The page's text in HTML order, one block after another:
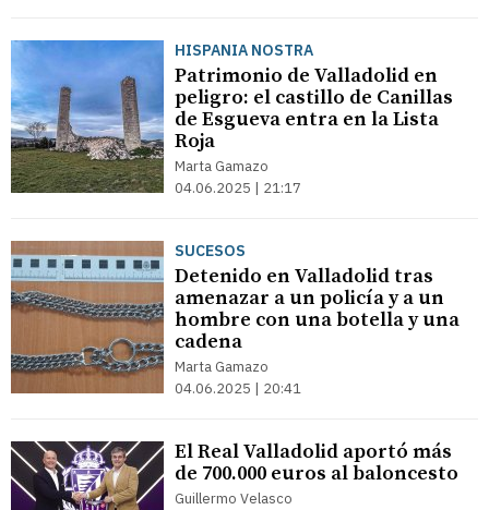
HISPANIA NOSTRA
Patrimonio de Valladolid en
peligro: el castillo de Canillas
de Esgueva entra en la Lista
Roja
Marta Gamazo
04.06.2025 | 21:17
SUCESOS
Detenido en Valladolid tras
amenazar a un policía y a un
hombre con una botella y una
cadena
Marta Gamazo
04.06.2025 | 20:41
El Real Valladolid aportó más
de 700.000 euros al baloncesto
Guillermo Velasco